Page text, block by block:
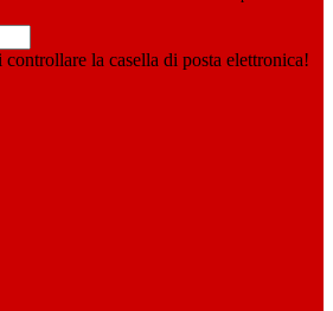
la casella di posta elettronica!